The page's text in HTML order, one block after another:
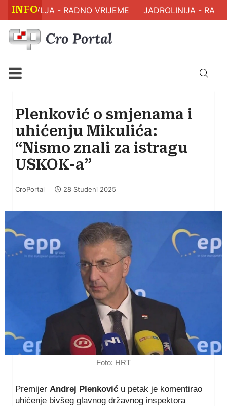
INFO
ZDRAVLJA - RADNO VRIJEME JADROLINIJA -
Plenković o smjenama i
uhićenju Mikulića:
“Nismo znali za istragu
USKOK-a”
CroPortal 28 Studeni 2025
Foto: HRT
Premijer Andrej Plenković u petak je komentirao
uhićenje bivšeg glavnog državnog inspektora